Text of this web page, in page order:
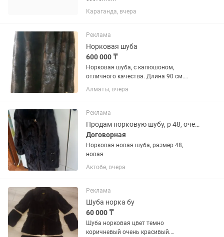
Караганда, вчера
Реклама
Норковая шуба
600 000 ₸
Норковая шуба, с капюшоном,
отличного качества. Длина 90 см.
Очень красивая, молодёжная. Рукава
отстёгиваются (четверть рукава).
Алматы, вчера
Реклама
Продам норковую шубу, р 48, очень дешево
Договорная
Норковая новая шуба, размер 48,
новая
Актобе, вчера
Реклама
Шуба норка бу
60 000 ₸
Шуба норковая цвет темно
коричневый очень красивый.